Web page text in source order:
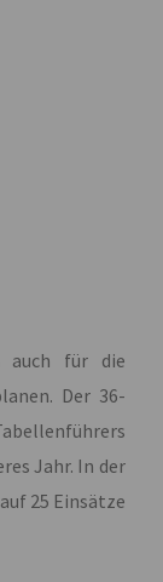
auch für die
Der 36-
Jahr. In der
25 Einsätze